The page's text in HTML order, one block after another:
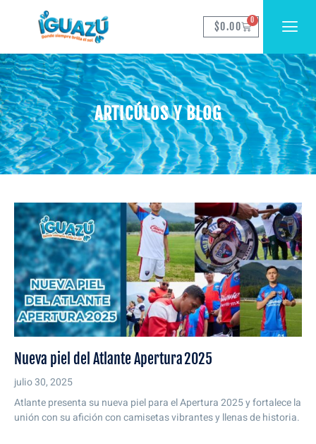
$0.00
0
ARTICÚLOS Y BLOG
Nueva piel del Atlante Apertura 2025
julio 30, 2025
Atlante presenta su nueva piel para el Apertura 2025 y fortalece la
unión con su afición con camisetas vibrantes y llenas de historia.